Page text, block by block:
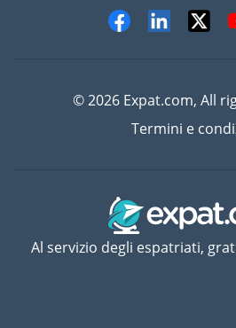
© 2026 Expat.com, All
Termini e
Al servizio degli espatriati,